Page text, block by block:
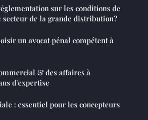
sur les conditions de
de la grande distribution?
un avocat pénal compétent à
& des affaires à
d'expertise
: essentiel pour les concepteurs